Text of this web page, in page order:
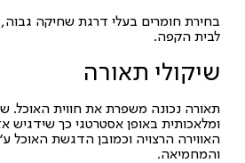
בחירת חומרים בעלי דרגת שחיקה
לבית הקפה.
שיקולי תאורה
תאורה נכונה משפרת את חווית האוכל.
ומלאכותית באופן אסטרטגי כך שידגיש
האווירה הרצויה וכמובן הדגשת האוכל
והמחמיאה.